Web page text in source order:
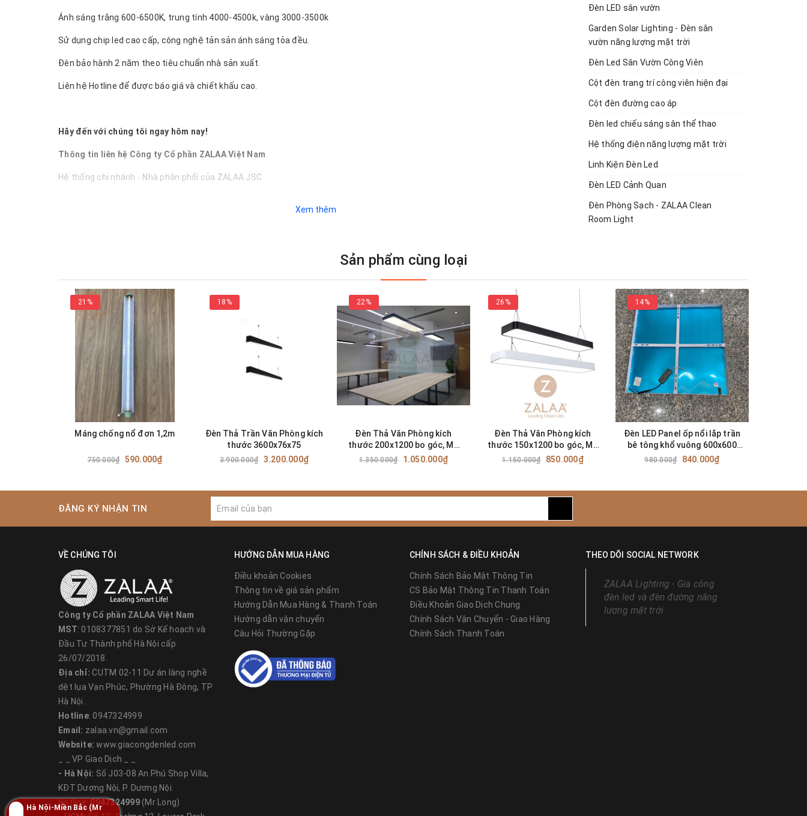
Ánh sáng trắng 600-6500K, trung tính 4000-4500k, vàng 3000-3500k
Sử dụng chip led cao cấp, công nghệ tản sản ánh sáng tỏa đều.
Đèn bảo hành 2 năm theo tiêu chuẩn nhà sản xuất.
Liên hệ Hotline để được báo giá và chiết khấu cao.
Hãy đến với chúng tôi ngay hôm nay!
Thông tin liên hệ Công ty Cổ phần ZALAA Việt Nam
Hệ thống chi nhánh - Nhà phân phối của ZALAA JSC
www.zalaa.vn
www.denchieusangled.vn
www.giacongdenled.com
NHÀ MÁY SẢN XUẤT:
Địa chỉ:
Số 5, đường TS13, KCN Tiên Sơn, Bắc Ninh
Cụm Công nghiệp Ngọc Hồi, Thành Trì, TP Hà Nội
Liên hệ: 0971.043.999(Nhà máy, Xưởng SX)
Địa chỉ:P3111 Tòa Elipse Tower, 110 Trần Phú - Hà Đông - Hà Nội
1. Hotline: 0916.347.111 (Mr Long - GĐKD Miền Bắc)
2. Hotline: 0981.270.333 (Mr Hiệp - Phụ trách kinh doanh Hà Nội)
Email: zalaa.vn@gmail.com
CHI NHÁNH BẮC NINH
Địa chỉ:Phố Viềng, Đồng Nguyên, Thị xã Từ Sơn, Tỉnh Bắc Ninh
Hotline: 094.2344.888 - Ms.Oanh (Giám Đốc Chi Nhánh)
Email: zalaa.bacninh@gmail.com
CHI NHÁNH HẢI PHÒNG - QN
Địa chỉ:Số 227 đường Hùng Vương, Phường Sở Dầu, Quận Hồng Bàng, TP Hải Phòng.
Xem thêm
Đèn LED sân vườn
Garden Solar Lighting - Đèn sân
vườn năng lượng mặt trời
Đèn Led Sân Vườn Công Viên
Cột đèn trang trí công viên hiện đại
Cột đèn đường cao áp
Đèn led chiếu sáng sân thể thao
Hệ thống điện năng lượng mặt trời
Linh Kiện Đèn Led
Đèn LED Cảnh Quan
Đèn Phòng Sạch - ZALAA Clean
Room Light
Sản phẩm cùng loại
21%
Máng chống nổ đơn 1,2m
750.000₫ 590.000₫
18%
Đèn Thả Trần Văn Phòng kích
thước 3600x76x75
3.900.000₫ 3.200.000₫
22%
Đèn Thả Văn Phòng kích
thước 200x1200 bo góc, Mã
SP: ZTVPB200x1200
1.350.000₫ 1.050.000₫
26%
Đèn Thả Văn Phòng kích
thước 150x1200 bo góc, Mã
SP: ZTVPB150x1200
1.150.000₫ 850.000₫
14%
Đèn LED Panel ốp nổi lắp trần
bê tông khổ vuông 600x600
công suất 40-48W mã
980.000₫ 840.000₫
ĐĂNG KÝ NHẬN TIN
VỀ CHÚNG TÔI
Công ty Cổ phần ZALAA Việt Nam
MST: 0108377851 do Sở Kế hoạch và
Đầu Tư Thành phố Hà Nội cấp
26/07/2018.
Địa chỉ: CUTM 02-11 Dự án làng nghề
dệt lụa Vạn Phúc, Phường Hà Đông, TP
Hà Nội.
Hotline: 0947324999
Email: zalaa.vn@gmail.com
Website:www.giacongdenled.com
_ _ VP Giao Dịch _ _
- Hà Nội: Số J03-08 An Phú Shop Villa,
KĐT Dương Nội, P. Dương Nội.
Hotline: 0947324999(Mr Long)
HƯỚNG DẪN MUA HÀNG
Điều khoản Cookies
Thông tin về giá sản phẩm
Hướng Dẫn Mua Hàng & Thanh Toán
Hướng dẫn vận chuyển
Câu Hỏi Thường Gặp
CHÍNH SÁCH & ĐIỀU KHOẢN
Chính Sách Bảo Mật Thông Tin
CS Bảo Mật Thông Tin Thanh Toán
Điều Khoản Giao Dịch Chung
Chính Sách Vận Chuyển - Giao Hàng
Chính Sách Thanh Toán
THEO DÕI SOCIAL NETWORK
ZALAA Lighting - Gia công
đèn led và đèn đường năng
lượng mặt trời
Hà Nội-Miền Bắc (Mr